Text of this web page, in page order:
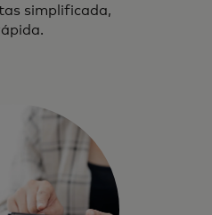
simplificada,